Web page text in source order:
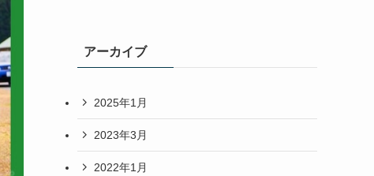
アーカイブ
2025年1月
2023年3月
2022年1月